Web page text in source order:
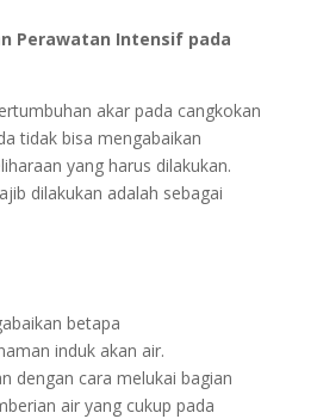
Perawatan Intensif pada
akar pada cangkokan
tidak bisa mengabaikan
yang harus dilakukan.
dilakukan adalah sebagai
betapa
induk akan air.
dengan cara melukai bagian
air yang cukup pada